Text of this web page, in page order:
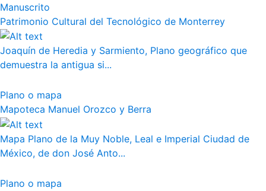
Manuscrito
Patrimonio Cultural del Tecnológico de Monterrey
Joaquín de Heredia y Sarmiento, Plano geográfico que
demuestra la antigua si...
Plano o mapa
Mapoteca Manuel Orozco y Berra
Mapa Plano de la Muy Noble, Leal e Imperial Ciudad de
México, de don José Anto...
Plano o mapa